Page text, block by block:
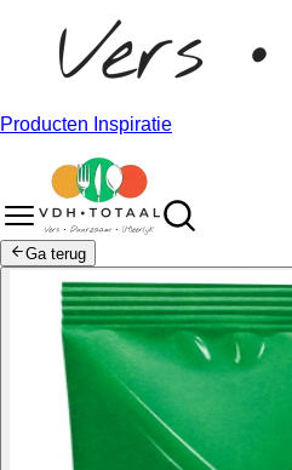
Producten Inspiratie
Ga terug